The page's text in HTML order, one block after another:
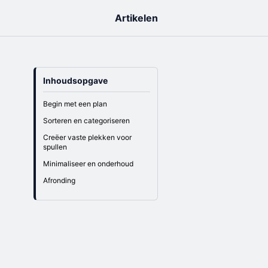
Artikelen
Inhoudsopgave
Begin met een plan
Sorteren en categoriseren
Creëer vaste plekken voor
spullen
Minimaliseer en onderhoud
Afronding